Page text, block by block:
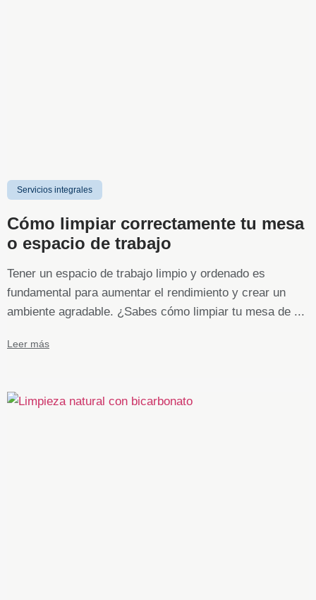
Servicios integrales
Cómo limpiar correctamente tu mesa
o espacio de trabajo
Tener un espacio de trabajo limpio y ordenado es
fundamental para aumentar el rendimiento y crear un
ambiente agradable. ¿Sabes cómo limpiar tu mesa de ...
Leer más